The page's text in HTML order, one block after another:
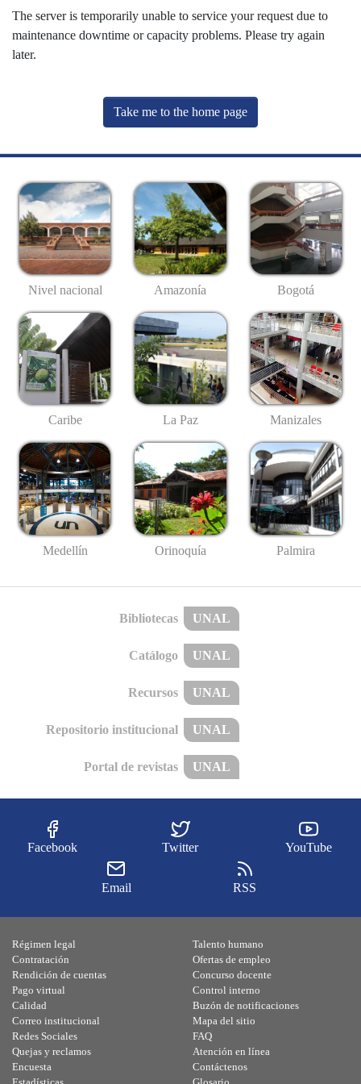
The server is temporarily unable to service your request due to
maintenance downtime or capacity problems. Please try again
later.
Take me to the home page
Nivel nacional Amazonía Bogotá
Caribe La Paz Manizales
Medellín Orinoquía Palmira
Bibliotecas UNAL
Catálogo UNAL
Recursos UNAL
Repositorio institucional UNAL
Portal de revistas UNAL
Facebook Twitter YouTube
Email RSS
Régimen legal
Contratación
Rendición de cuentas
Pago virtual
Calidad
Talento humano
Ofertas de empleo
Concurso docente
Control interno
Buzón de notificaciones
Correo institucional
Redes Sociales
Quejas y reclamos
Encuesta
Mapa del sitio
FAQ
Atención en línea
Contáctenos